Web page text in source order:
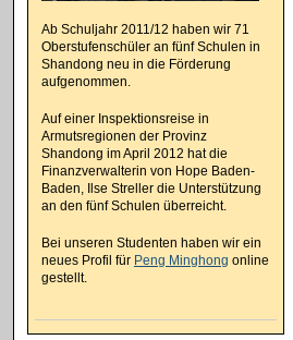
Ab Schuljahr 2011/12 haben wir 71
Oberstufenschüler an fünf Schulen in
Shandong neu in die Förderung
aufgenommen.
Auf einer Inspektionsreise in
Armutsregionen der Provinz
Shandong im April 2012 hat die
Finanzverwalterin von Hope Baden-
Baden, Ilse Streller die Unterstützung
an den fünf Schulen überreicht.
Bei unseren Studenten haben wir ein
neues Profil für Peng Minghong online
gestellt.